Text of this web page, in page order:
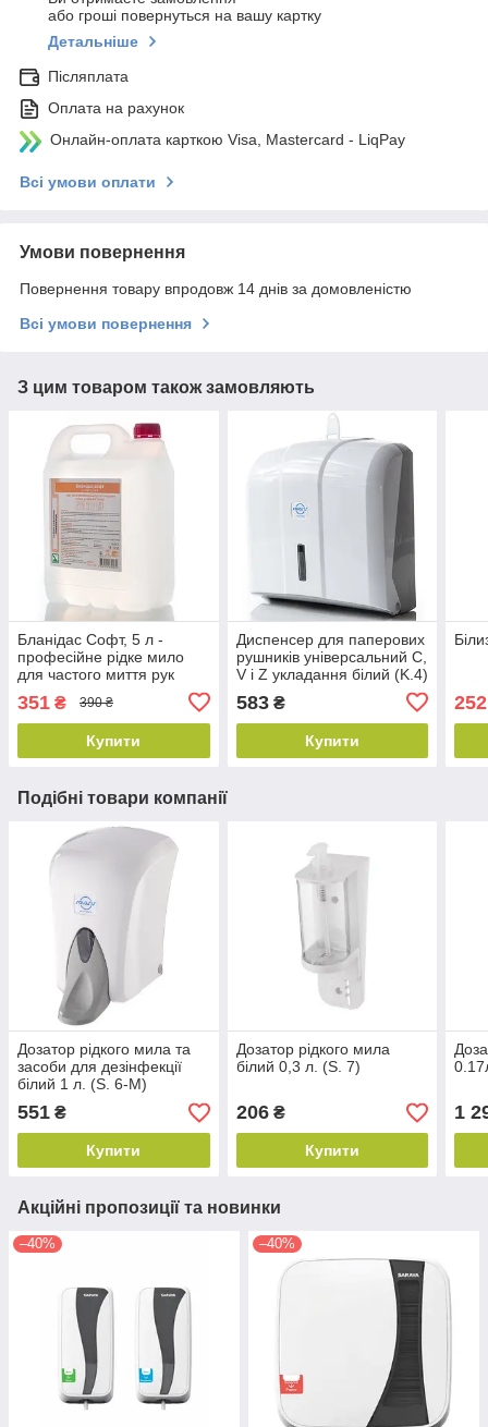
або гроші повернуться на вашу картку
Детальніше
Післяплата
Оплата на рахунок
Онлайн-оплата карткою Visa, Mastercard - LiqPay
Всі умови оплати
Умови повернення
Повернення товару впродовж 14 днів за домовленістю
Всі умови повернення
З цим товаром також замовляють
Бланідас Софт, 5 л -
професійне рідке мило
для частого миття рук
351 ₴ 390 ₴
Купити
Диспенсер для паперових
рушників універсальний С,
V і Z укладання білий (K.4)
583₴
Купити
Подібні товари компанії
Дозатор рідкого мила та
засоби для дезінфекції
білий 1 л. (S. 6-M)
551 ₴
Купити
Дозатор рідкого мила
білий 0,3 л. (S. 7)
206₴
Купити
1
Акційні пропозиції та новинки
–40% –40%